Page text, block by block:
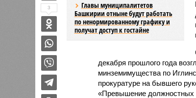
Главы муниципалитетов
Башкирии отныне будут работать
по ненормированному графику и
получат доступ к гостайне
декабря прошлого года
минземимущества по
прокуратуре на бывшего
«Превышение должностных
3